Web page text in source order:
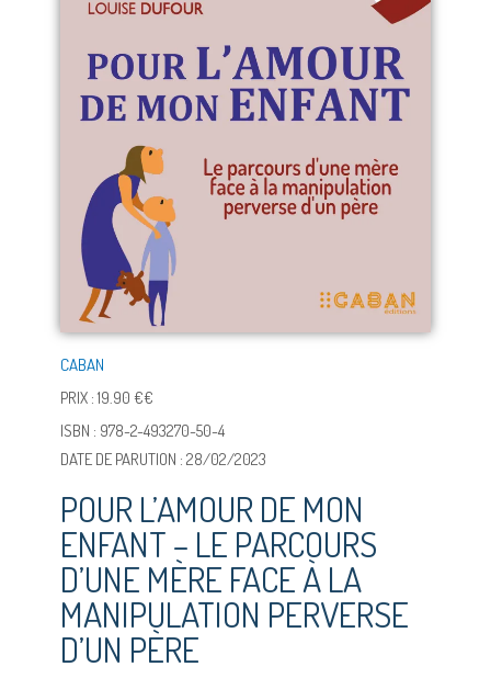
CABAN
PRIX : 19.90 €€
ISBN : 978-2-493270-50-4
DATE DE PARUTION : 28/02/2023
POUR L’AMOUR DE MON
ENFANT – LE PARCOURS
D’UNE MÈRE FACE À LA
MANIPULATION PERVERSE
D’UN PÈRE